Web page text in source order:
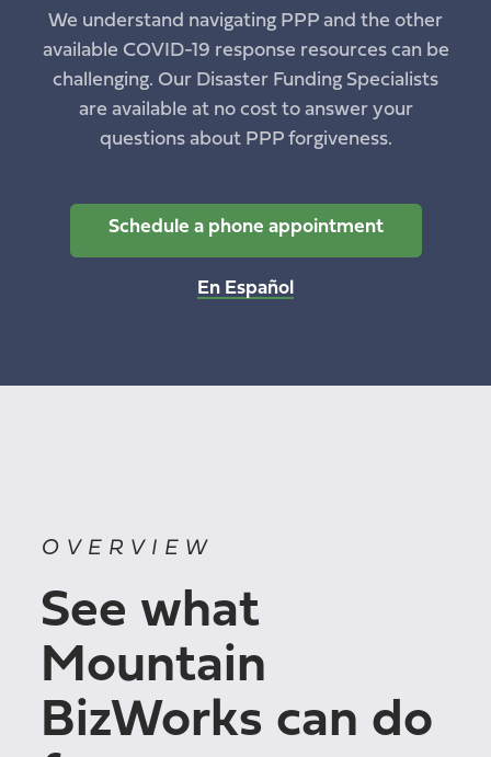
We understand navigating PPP and the other
available COVID-19 response resources can be
challenging. Our Disaster Funding Specialists
are available at no cost to answer your
questions about PPP forgiveness.
Schedule a phone appointment
En Español
OVERVIEW
See what
Mountain
BizWorks can do